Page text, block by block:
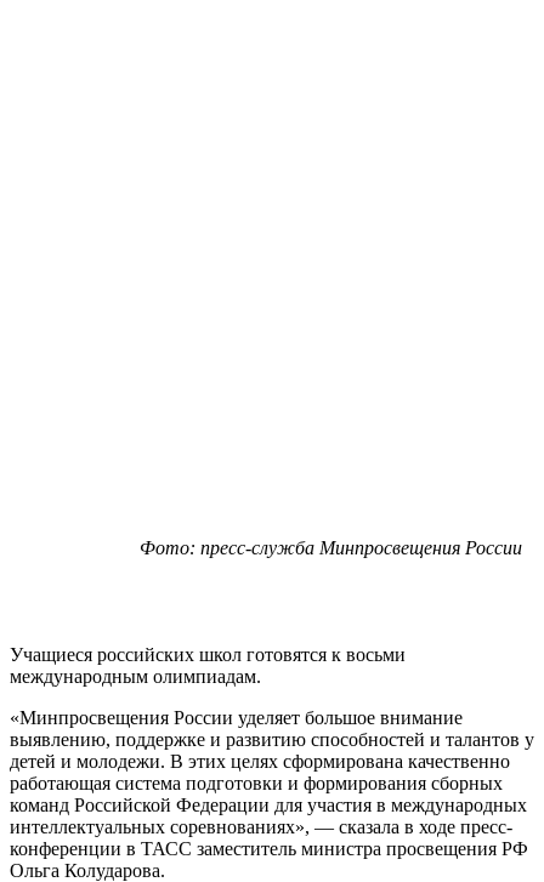
Фото: пресс-служба Минпросвещения России
Учащиеся российских школ готовятся к восьми
международным олимпиадам.
«Минпросвещения России уделяет большое внимание
выявлению, поддержке и развитию способностей и талантов у
детей и молодежи. В этих целях сформирована качественно
работающая система подготовки и формирования сборных
команд Российской Федерации для участия в международных
интеллектуальных соревнованиях», — сказала в ходе пресс-
конференции в ТАСС заместитель министра просвещения РФ
Ольга Колударова.